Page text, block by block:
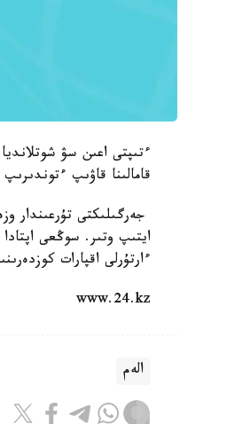
قامالىنا قاۋىپ
جەرگىلىكتى تۇرعىندار
ايتىپ وتىر. سوڭعى
ءارتۇرلى اقپارات كوزدەرىنىڭ مالىمدەۋىنشە،
www.24.kz
الەم